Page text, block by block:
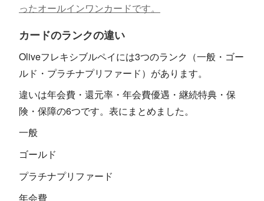
ったオールインワンカードです。
カードのランクの違い
Oliveフレキシブルペイには3つのランク（一般・ゴー
ルド・プラチナプリファード）があります。
違いは年会費・還元率・年会費優遇・継続特典・保
険・保障の6つです。表にまとめました。
一般
ゴールド
プラチナプリファード
年会費